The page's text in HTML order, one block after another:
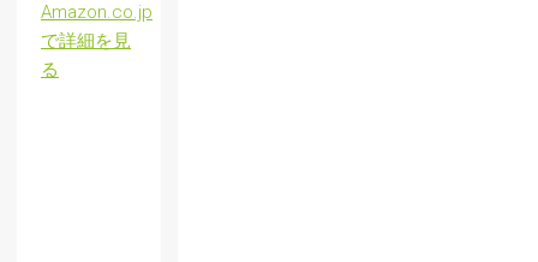
Amazon.co.jp
で詳細を見
る